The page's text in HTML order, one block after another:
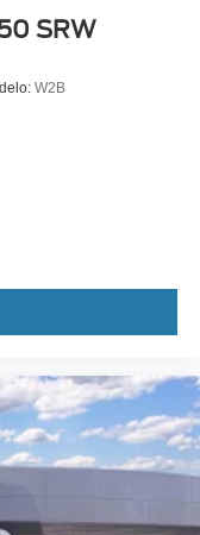
SRW
W2B